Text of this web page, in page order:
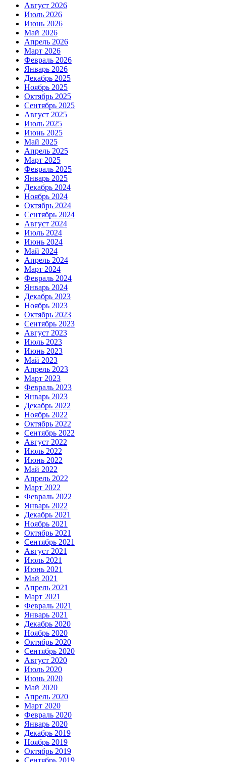
Август 2026
Июль 2026
Июнь 2026
Май 2026
Апрель 2026
Март 2026
Февраль 2026
Январь 2026
Декабрь 2025
Ноябрь 2025
Октябрь 2025
Сентябрь 2025
Август 2025
Июль 2025
Июнь 2025
Май 2025
Апрель 2025
Март 2025
Февраль 2025
Январь 2025
Декабрь 2024
Ноябрь 2024
Октябрь 2024
Сентябрь 2024
Август 2024
Июль 2024
Июнь 2024
Май 2024
Апрель 2024
Март 2024
Февраль 2024
Январь 2024
Декабрь 2023
Ноябрь 2023
Октябрь 2023
Сентябрь 2023
Август 2023
Июль 2023
Июнь 2023
Май 2023
Апрель 2023
Март 2023
Февраль 2023
Январь 2023
Декабрь 2022
Ноябрь 2022
Октябрь 2022
Сентябрь 2022
Август 2022
Июль 2022
Июнь 2022
Май 2022
Апрель 2022
Март 2022
Февраль 2022
Январь 2022
Декабрь 2021
Ноябрь 2021
Октябрь 2021
Сентябрь 2021
Август 2021
Июль 2021
Июнь 2021
Май 2021
Апрель 2021
Март 2021
Февраль 2021
Январь 2021
Декабрь 2020
Ноябрь 2020
Октябрь 2020
Сентябрь 2020
Август 2020
Июль 2020
Июнь 2020
Май 2020
Апрель 2020
Март 2020
Февраль 2020
Январь 2020
Декабрь 2019
Ноябрь 2019
Октябрь 2019
Сентябрь 2019